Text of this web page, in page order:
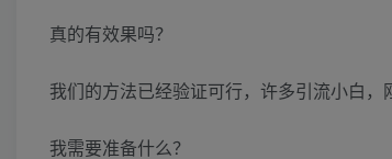
真的有效果吗？
我们的方法已经验证可行，许多引流小白，
我需要准备什么？